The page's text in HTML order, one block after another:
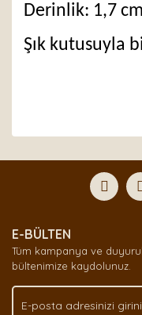
Derinlik: 1,7 cm
Şık kutusuyla
formunu kullanarak
Görüş ve
Ürün
Ürün bilgilerinde
Ürün fiyatı diğer
Bu ürüne benzer
E-BÜLTEN
Tüm kampanya ve
bültenimize kaydolunuz.